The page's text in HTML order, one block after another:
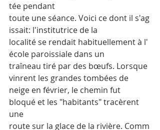
tée pendant
toute une séance. Voici ce dont il s'ag
issait: l'institutrice de la
localité se rendait habituellement à l'
école paroissiale dans un
traîneau tiré par des bœufs. Lorsque
vinrent les grandes tombées de
neige en février, le chemin fut
bloqué et les "habitants" tracèrent
une
route sur la glace de la rivière. Comm